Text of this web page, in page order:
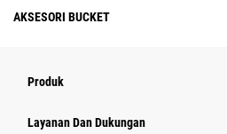
AKSESORI BUCKET
Produk
Layanan Dan Dukungan